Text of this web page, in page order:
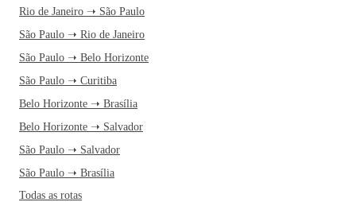
Rio de Janeiro ➝ São Paulo
São Paulo ➝ Rio de Janeiro
São Paulo ➝ Belo Horizonte
São Paulo ➝ Curitiba
Belo Horizonte ➝ Brasília
Belo Horizonte ➝ Salvador
São Paulo ➝ Salvador
São Paulo ➝ Brasília
Todas as rotas